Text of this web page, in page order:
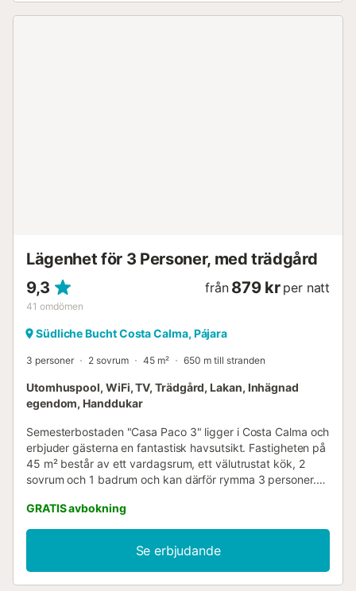
Lägenhet för 3 Personer, med trädgård
9,3
41 omdömen
från 879 kr per natt
Südliche Bucht Costa Calma, Pájara
3 personer 2 sovrum 45 m² 650 m till stranden
Utomhuspool, WiFi, TV, Trädgård, Lakan, Inhägnad
egendom, Handdukar
Semesterbostaden "Casa Paco 3" ligger i Costa Calma och
erbjuder gästerna en fantastisk havsutsikt. Fastigheten på
45 m² består av ett vardagsrum, ett välutrustat kök, 2
sovrum och 1 badrum och kan därför rymma 3 personer.
samt TV. En barnsäng finns också tillgänglig.
Semesterbostaden har ett privat utomhusområde med en
öppen terrass. Ett gemensamt utomhusområde, bestående
av pool, trädgård, grill och utomhusdusch, finns också
tillgängligt för din användning. Strand-/poolhanddukar
GRATIS avbokning
Se erbjudande